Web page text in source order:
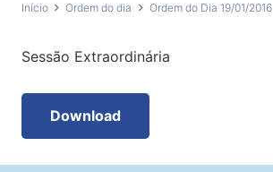
Início Ordem do dia Ordem do Dia 19/01/2016
Sessão Extraordinária
Download